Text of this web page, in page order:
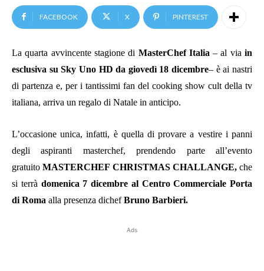
FACEBOOK X PINTEREST
La quarta avvincente stagione di MasterChef Italia – al viain
esclusiva su Sky Uno HD da giovedì 18 dicembre– è ai nastri
di partenza e, per i tantissimi fan del cooking show cult della tv
italiana, arriva un regalo di Natale in anticipo.
L’occasione unica, infatti, è quella di provare a vestire i panni
degli aspiranti masterchef, prendendo parte all’evento
gratuitoMASTERCHEF CHRISTMAS CHALLANGE,che
si terrà domenica 7 dicembre al Centro Commerciale Porta
di Roma alla presenza dichefBruno Barbieri.
Ads